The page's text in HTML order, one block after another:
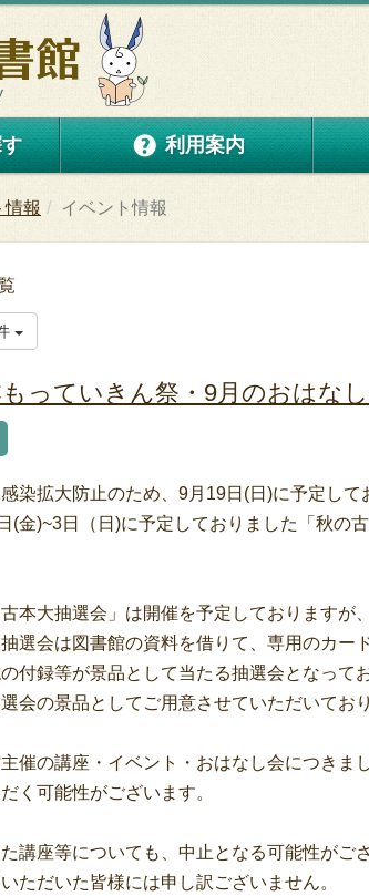
利用案内
情報 イベント情報
っていきん祭・9月のおはな
染拡大防止のため、9月19日(日)に予定し
(金)~3日（日)に予定しておりました「秋の
本大抽選会」は開催を予定しておりますが
選会は図書館の資料を借りて、専用のカー
付録等が景品として当たる抽選会となって
会の景品としてご用意させていただいてお
催の講座・イベント・おはなし会につきま
く可能性がございます。
講座等についても、中止となる可能性がご
ただいた皆様には申し訳ございません。